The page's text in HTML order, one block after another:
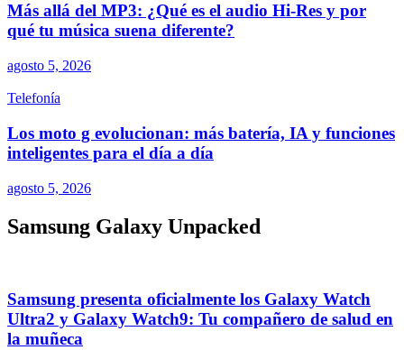
Más allá del MP3: ¿Qué es el audio Hi-Res y por
qué tu música suena diferente?
agosto 5, 2026
Telefonía
Los moto g evolucionan: más batería, IA y funciones
inteligentes para el día a día
agosto 5, 2026
Samsung Galaxy Unpacked
Samsung presenta oficialmente los Galaxy Watch
Ultra2 y Galaxy Watch9: Tu compañero de salud en
la muñeca